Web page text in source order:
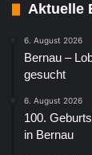
Aktuelle
6. August 2026
Bernau –
gesucht
6. August 2026
100.
in Bernau